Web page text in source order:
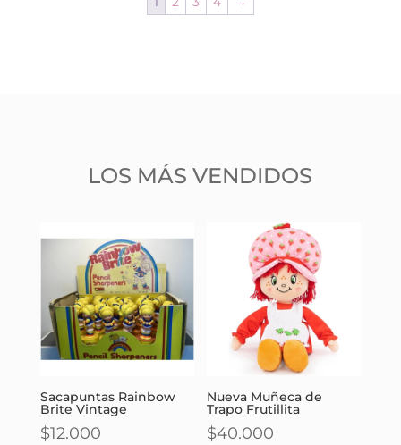
LOS MÁS VENDIDOS
Sacapuntas Rainbow
Brite Vintage
$12.000
Nueva Muñeca de
Trapo Frutillita
$40.000